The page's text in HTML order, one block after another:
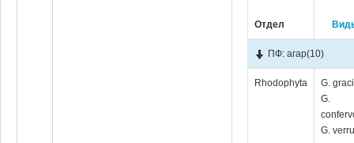
Отдел
ПФ: агар(10)
Rhodophyta
G.
G.
G.